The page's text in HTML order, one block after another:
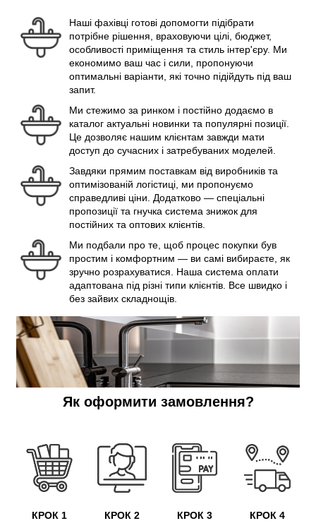
Наші фахівці готові допомогти підібрати
потрібне рішення, враховуючи цілі, бюджет,
особливості приміщення та стиль інтер'єру. Ми
економимо ваш час і сили, пропонуючи
оптимальні варіанти, які точно підійдуть під ваш
запит.
Ми стежимо за ринком і постійно додаємо в
каталог актуальні новинки та популярні позиції.
Це дозволяє нашим клієнтам завжди мати
доступ до сучасних і затребуваних моделей.
Завдяки прямим поставкам від виробників та
оптимізованій логістиці, ми пропонуємо
справедливі ціни. Додатково — спеціальні
пропозиції та гнучка система знижок для
постійних та оптових клієнтів.
Ми подбали про те, щоб процес покупки був
простим і комфортним — ви самі вибираєте, як
зручно розрахуватися. Наша система оплати
адаптована під різні типи клієнтів. Все швидко і
без зайвих складнощів.
Як оформити замовлення?
КРОК 1
КРОК 2
КРОК 3
КРОК 4